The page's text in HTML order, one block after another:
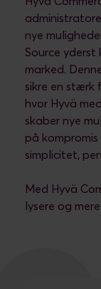
nye
Source yderst
marked.
sikre en stærk
hvor Hyvä
skaber nye
på kompromis
simplicitet,
Med Hyvä
lysere og